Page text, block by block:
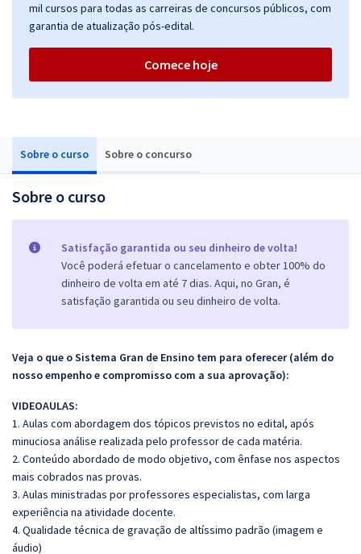
Sobre o curso Sobre o concurso
Sobre o curso
Satisfação garantida ou seu dinheiro de volta!
Você poderá efetuar o cancelamento e obter 100% do
dinheiro de volta em até 7 dias. Aqui, no Gran, é
satisfação garantida ou seu dinheiro de volta.
Veja o que o Sistema Gran de Ensino tem para oferecer (além do
nosso empenho e compromisso com a sua aprovação):
VIDEOAULAS:
1. Aulas com abordagem dos tópicos previstos no edital, após
minuciosa análise realizada pelo professor de cada matéria.
2. Conteúdo abordado de modo objetivo, com ênfase nos aspectos
mais cobrados nas provas.
3. Aulas ministradas por professores especialistas, com larga
experiência na atividade docente.
4. Qualidade técnica de gravação de altíssimo padrão (imagem e
áudio)
mil cursos para todas as carreiras de concursos públicos, com
garantia de atualização pós-edital.
Comece hoje